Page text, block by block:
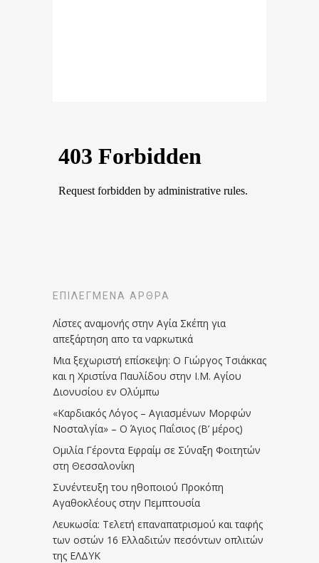
ΕΠΙΛΕΓΜΈΝΑ ΆΡΘΡΑ
Λίστες αναμονής στην Αγία Σκέπη για
απεξάρτηση απο τα ναρκωτικά
Μια ξεχωριστή επίσκεψη: Ο Γιώργος Τσιάκκας
και η Χριστίνα Παυλίδου στην Ι.Μ. Αγίου
Διονυσίου εν Ολύμπω
«Καρδιακός Λόγος – Αγιασμένων Μορφών
Νοσταλγία» – Ο Άγιος Παΐσιος (Β’ μέρος)
Ομιλία Γέροντα Εφραίμ σε Σύναξη Φοιτητών
στη Θεσσαλονίκη
Συνέντευξη του ηθοποιού Προκόπη
Αγαθοκλέους στην Πεμπτουσία
Λευκωσία: Τελετή επαναπατρισμού και ταφής
των οστών 16 Ελλαδιτών πεσόντων οπλιτών
της ΕΛΔΥΚ